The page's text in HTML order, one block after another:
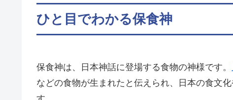
ひと目でわかる保食神
保食神は、日本神話に登場する食物の神様です。
などの食物が生まれたと伝えられ、日本の食文